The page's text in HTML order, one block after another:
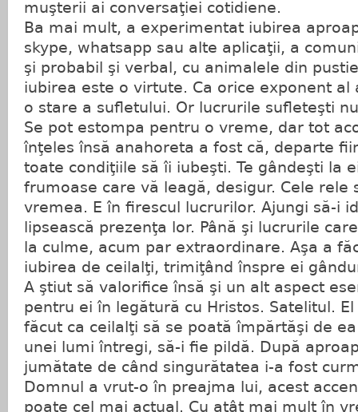
muşterii ai conversaţiei cotidiene.
Ba mai mult, a experimentat iubirea
skype, whatsapp sau alte aplicaţii, a
şi probabil şi verbal, cu animalele din
iubirea este o virtute. Ca orice exponent al
o stare a sufletului. Or lucrurile sufleteşti
Se pot estompa pentru o vreme, dar tot
înţeles însă anahoreta a fost că, departe
toate condiţiile să îi iubeşti. Te gândeşti la
frumoase care vă leagă, desigur. Cele rele
vremea. E în firescul lucrurilor. Ajungi să-i
lipsească prezenţa lor. Până şi lucrurile
la culme, acum par extraordinare. Aşa a
iubirea de ceilalţi, trimiţând înspre ei
A ştiut să valorifice însă şi un alt aspect
pentru ei în legătură cu Hristos. Satelitul.
făcut ca ceilalţi să se poată împărtăşi de
unei lumi întregi, să-i fie pildă. După
jumătate de când singurătatea i-a fost
Domnul a vrut-o în preajma lui, acest
poate cel mai actual. Cu atât mai mult în